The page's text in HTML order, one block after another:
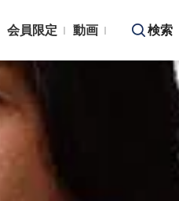
会員限定 動画 検索